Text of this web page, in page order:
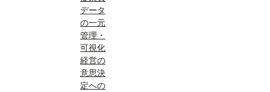
データ
の一元
管理・
可視化
経営の
意思決
定への